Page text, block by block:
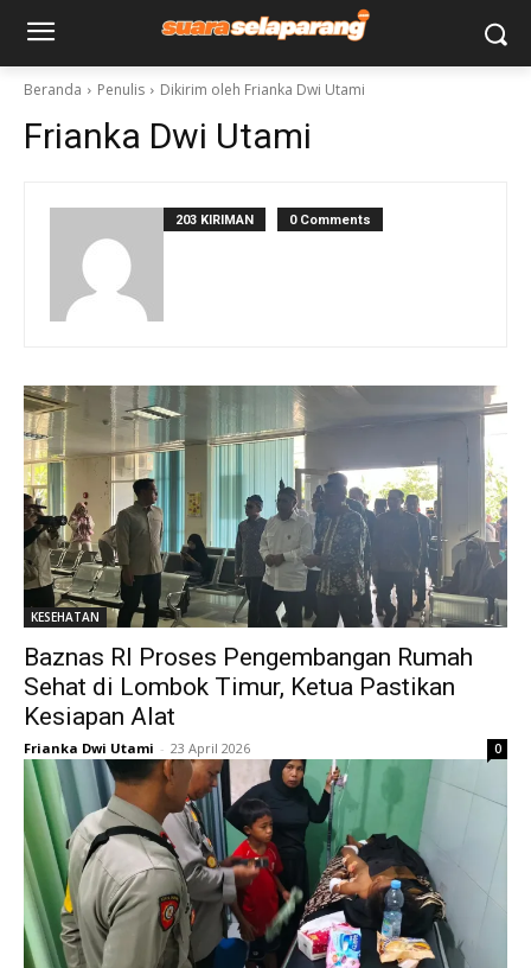
Beranda Penulis Dikirim oleh Frianka Dwi Utami
Frianka Dwi Utami
203 KIRIMAN 0 Comments
KESEHATAN
Baznas RI Proses Pengembangan Rumah
Sehat di Lombok Timur, Ketua Pastikan
Kesiapan Alat
Frianka Dwi Utami - 23 April 2026 0